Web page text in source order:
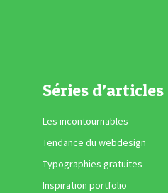
Séries d’articles
Les incontournables
Tendance du webdesign
Typographies gratuites
Inspiration portfolio